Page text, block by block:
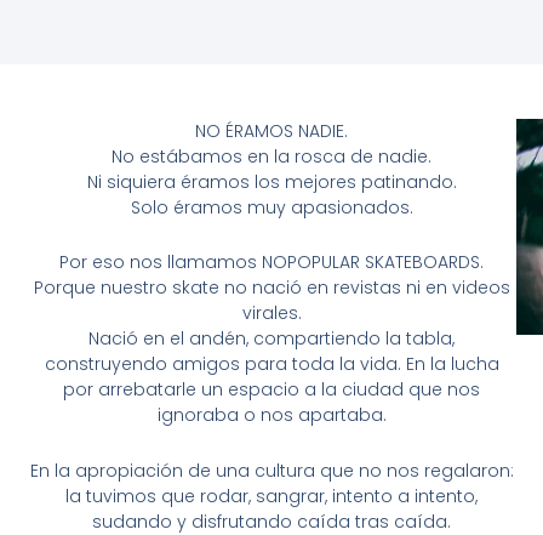
NO ÉRAMOS NADIE.
No estábamos en la rosca de nadie.
Ni siquiera éramos los mejores patinando.
Solo éramos muy apasionados.
Por eso nos llamamos NOPOPULAR SKATEBOARDS.
Porque nuestro skate no nació en revistas ni en videos
virales.
Nació en el andén, compartiendo la tabla,
construyendo amigos para toda la vida. En la lucha
por arrebatarle un espacio a la ciudad que nos
ignoraba o nos apartaba.
En la apropiación de una cultura que no nos regalaron:
la tuvimos que rodar, sangrar, intento a intento,
sudando y disfrutando caída tras caída.